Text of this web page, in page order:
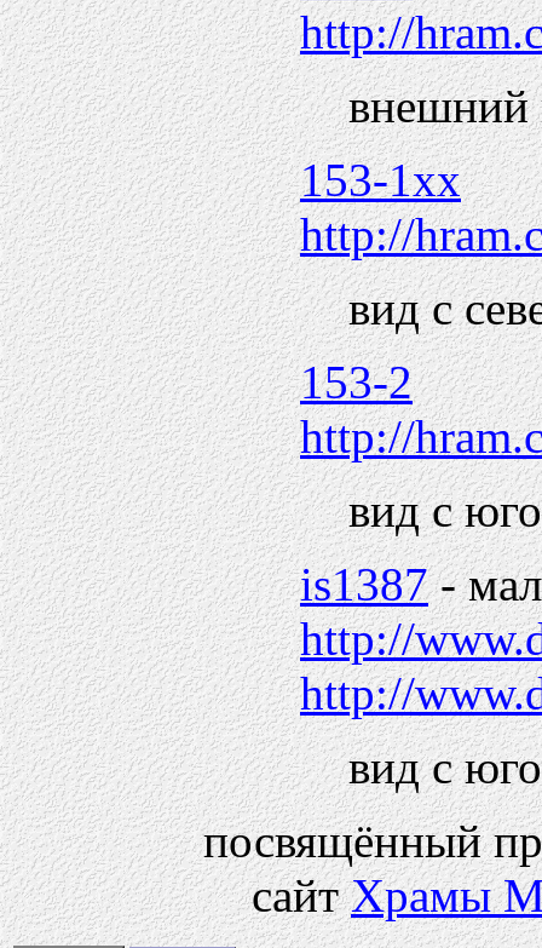
http://
внешний
153-1xx
http://
вид с
153-2
http://
вид с
is1387-
http://
http://
вид с
посвящённый
сайтХрамы